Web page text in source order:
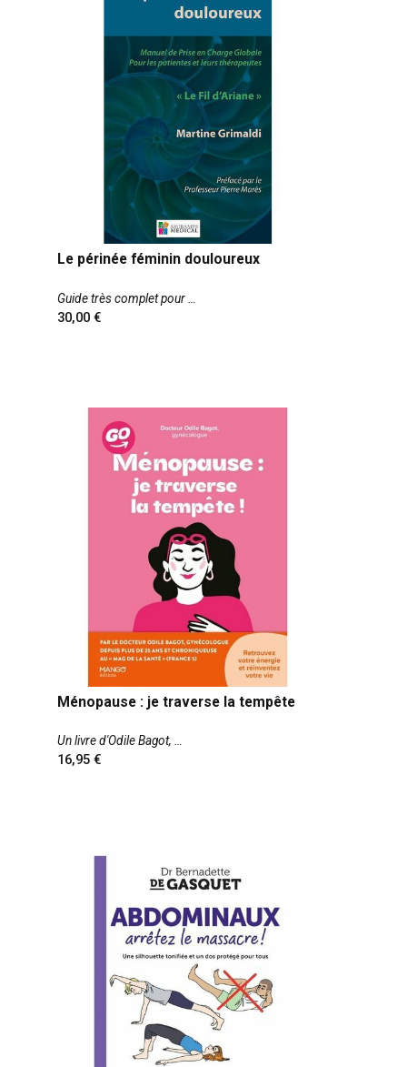
Le périnée féminin douloureux
Guide très complet pour
30,00
Ménopause : je traverse la tempête
Un livre d'Odile Bagot,
16,95